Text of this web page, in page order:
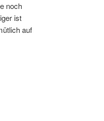
noch
ist
auf